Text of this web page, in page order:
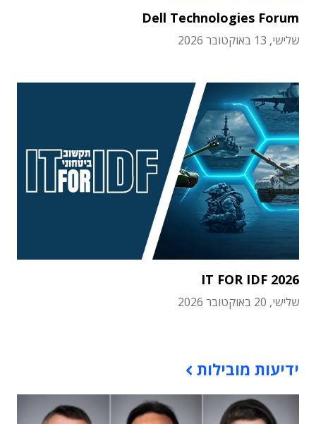
Dell Technologies Forum
שלישי, 13 באוקטובר 2026
IT FOR IDF 2026
שלישי, 20 באוקטובר 2026
ידיעות מובילות